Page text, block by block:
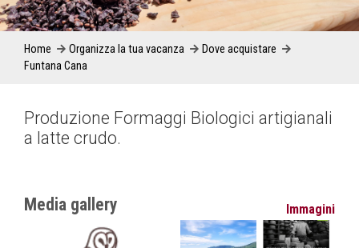
Home Organizza la tua vacanza
Dove acquistare
Funtana Cana
Produzione Formaggi Biologici artigianali
a latte crudo.
Media gallery Immagini